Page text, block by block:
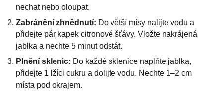
nechat nebo oloupat.
Zabránění zhnědnutí: Do větší mísy nalijte vodu a
přidejte pár kapek citronové šťávy. Vložte nakrájená
jablka a nechte 5 minut odstát.
Plnění sklenic: Do každé sklenice naplňte jablka,
přidejte 1 lžíci cukru a dolijte vodu. Nechte 1–2 cm
místa pod okrajem.